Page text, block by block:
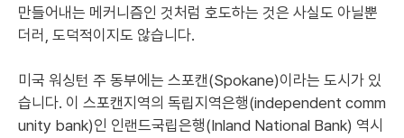
만들어내는 메커니즘인 것처럼 호도하는 것은 사실도 아닐뿐
더러, 도덕적이지도 않습니다.
미국 워싱턴 주 동부에는 스포캔(Spokane)이라는 도시가 있
습니다. 이 스포캔지역의 독립지역은행(independent comm
unity bank)인 인랜드국립은행(Inland National Bank) 역시